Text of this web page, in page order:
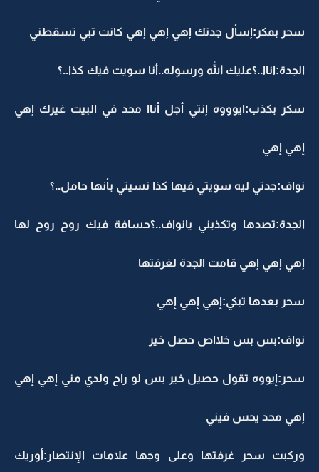
سحر بمكر:إسأل جدتك إهي إهي إهي كانت تبي تسقطني
الجدة:اناا..؟عليك الله ورسوله..أنا سويت فيك كذا..؟
سكر بكذب:ايوووه إنتي أجل أناا محد في البيت غيرك إهي
إهي إهي
نواف:جدتي ليه سويتي فيها كذا نسيتي بأنها حامل..؟
الجدة:تصدها وتكذبني يانواف..؟حسافة فيك روح روح لها
إهي إهي إهي قامت الجدة لغرفتها
سحر بعدها تبكي:إهي إهي إهي
نواف:بس بس خلااص حصل خير
سحر:إيووه تقول حصيل خير بس لو راح ولدي مني إهي إهي
إهي محد يحس فيني
وركبت سحر غرفتها وعلى وجها علامات الإنتصار:أوريك